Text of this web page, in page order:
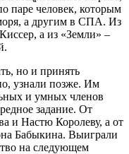
паре человек, которым
а другим в СПА. Из
а из «Земли» –
но и принять
узнали позже. Им
и умных членов
задание. От
и Настю Королеву, а от
Бабыкина. Выиграли
на следующем